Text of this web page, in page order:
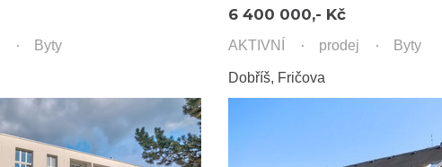
Byty
6 400 000,- Kč
AKTIVNÍ prodej Byty
Dobříš, Fričova